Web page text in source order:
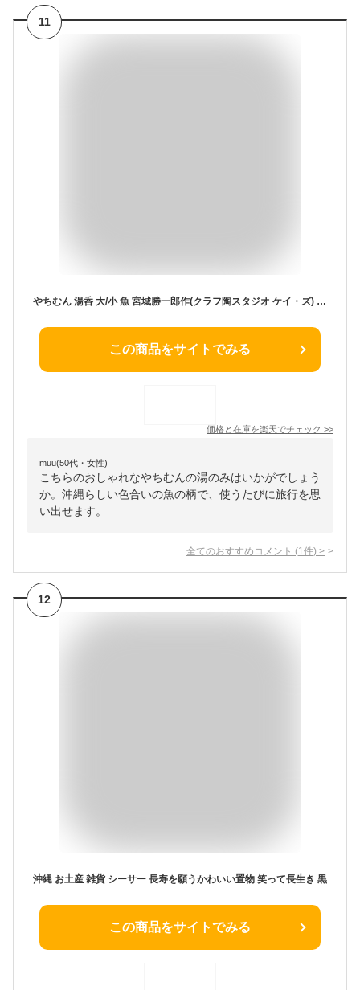
11
やちむん 湯呑 大/小 魚 宮城勝一郎作(クラフ陶スタジオ ケイ・ズ) 湯呑魚柄 やちむん贈り物 やちむんギフト やちむんプレゼント やちむん湯呑ギフト 湯呑 湯呑贈り物 湯呑ギフト 湯呑プレゼント 沖縄 敬老の日 和雑貨 四季彩堂
この商品をサイトでみる
価格と在庫を楽天でチェック >>
muu(50代・女性)
こちらのおしゃれなやちむんの湯のみはいかがでしょう
か。沖縄らしい色合いの魚の柄で、使うたびに旅行を思
い出せます。
全てのおすすめコメント (1 件) >
12
沖縄 お土産 雑貨 シーサー 長寿を願うかわいい置物 笑って長生き 黒
この商品をサイトでみる